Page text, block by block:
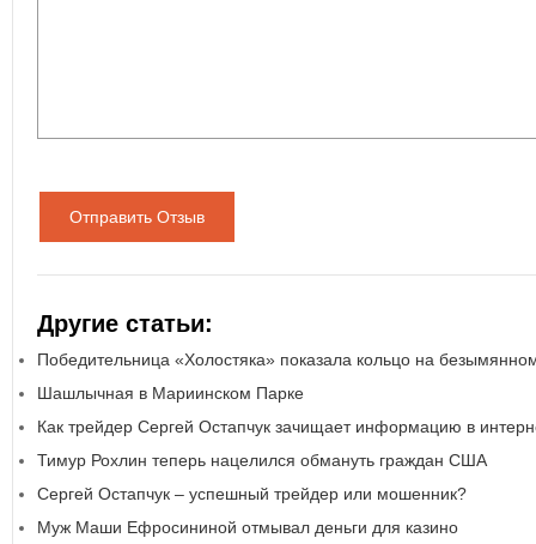
Отправить Отзыв
Другие статьи:
Победительница «Холостяка» показала кольцо на
Шашлычная в Мариинском Парке
Как трейдер Сергей Остапчук зачищает информацию в
Тимур Рохлин теперь нацелился обмануть граждан США
Сергей Остапчук – успешный трейдер или мошенник?
Муж Маши Ефросининой отмывал деньги для казино